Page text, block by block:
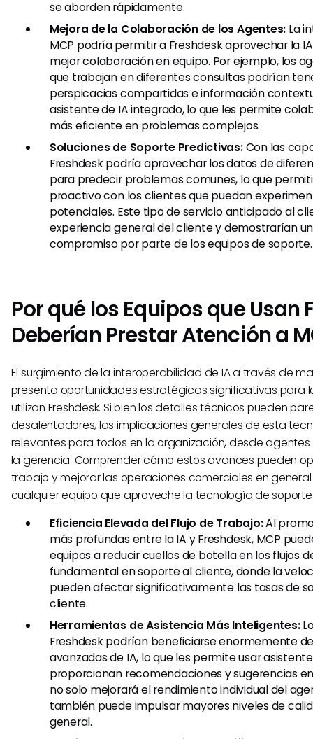
se aborden rápidamente.
Mejora de la Colaboración de los Agentes: La
MCP podría permitir a Freshdesk aprovechar la
mejor colaboración en equipo. Por ejemplo, los
que trabajan en diferentes consultas podrían
perspicacias compartidas e información
asistente de IA integrado, lo que les permite
más eficiente en problemas complejos.
Soluciones de Soporte Predictivas:Con las
Freshdesk podría aprovechar los datos de
para predecir problemas comunes, lo que
proactivo con los clientes que puedan
potenciales. Este tipo de servicio anticipado al
experiencia general del cliente y demostrarían
compromiso por parte de los equipos de soporte.
Por qué los Equipos que Usan
Deberían Prestar Atención a
El surgimiento de la interoperabilidad de IA a través de
presenta oportunidades estratégicas significativas para
utilizan Freshdesk. Si bien los detalles técnicos pueden
desalentadores, las implicaciones generales de esta
relevantes para todos en la organización, desde
la gerencia. Comprender cómo estos avances pueden
trabajo y mejorar las operaciones comerciales en
cualquier equipo que aproveche la tecnología de
Eficiencia Elevada del Flujo de Trabajo:Al
más profundas entre la IA y Freshdesk, MCP
equipos a reducir cuellos de botella en los flujos
fundamental en soporte al cliente, donde la
pueden afectar significativamente las tasas de
cliente.
Herramientas de Asistencia Más Inteligentes:
Freshdesk podrían beneficiarse enormemente
avanzadas de IA, lo que les permite usar
proporcionan recomendaciones y sugerencias
no solo mejorará el rendimiento individual del
también puede impulsar mayores niveles de
general.